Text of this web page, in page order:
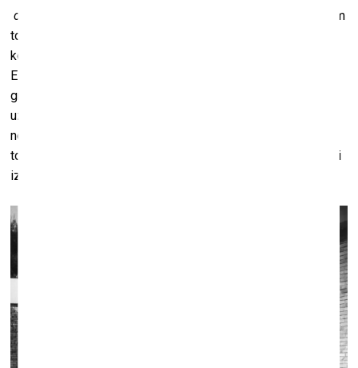
collectionner
ir lietu krājējs, viņam
to ir daudz un viņš īpaši neuztraucas vai tas, ko viņš
kolekcionē, ir labs vai slikts.
Es dodu priekšroku mīlētājiem nevis krājējiem. Tā var būt
grāmata, fotogrāfija... Man ir ļoti svarīgi, lai darbs mani
uzrunātu. Es pārzinu fonda mākslas darbus tik labi kā
neviens cits. Taču es vienmēr pie tiem apstājos – kaut zinu
tos jau 50 gadus. Man tie joprojām sagādā baudu. To ir grūti
izskaidrot, taču šīs sajūtas ir ļoti īpašas.